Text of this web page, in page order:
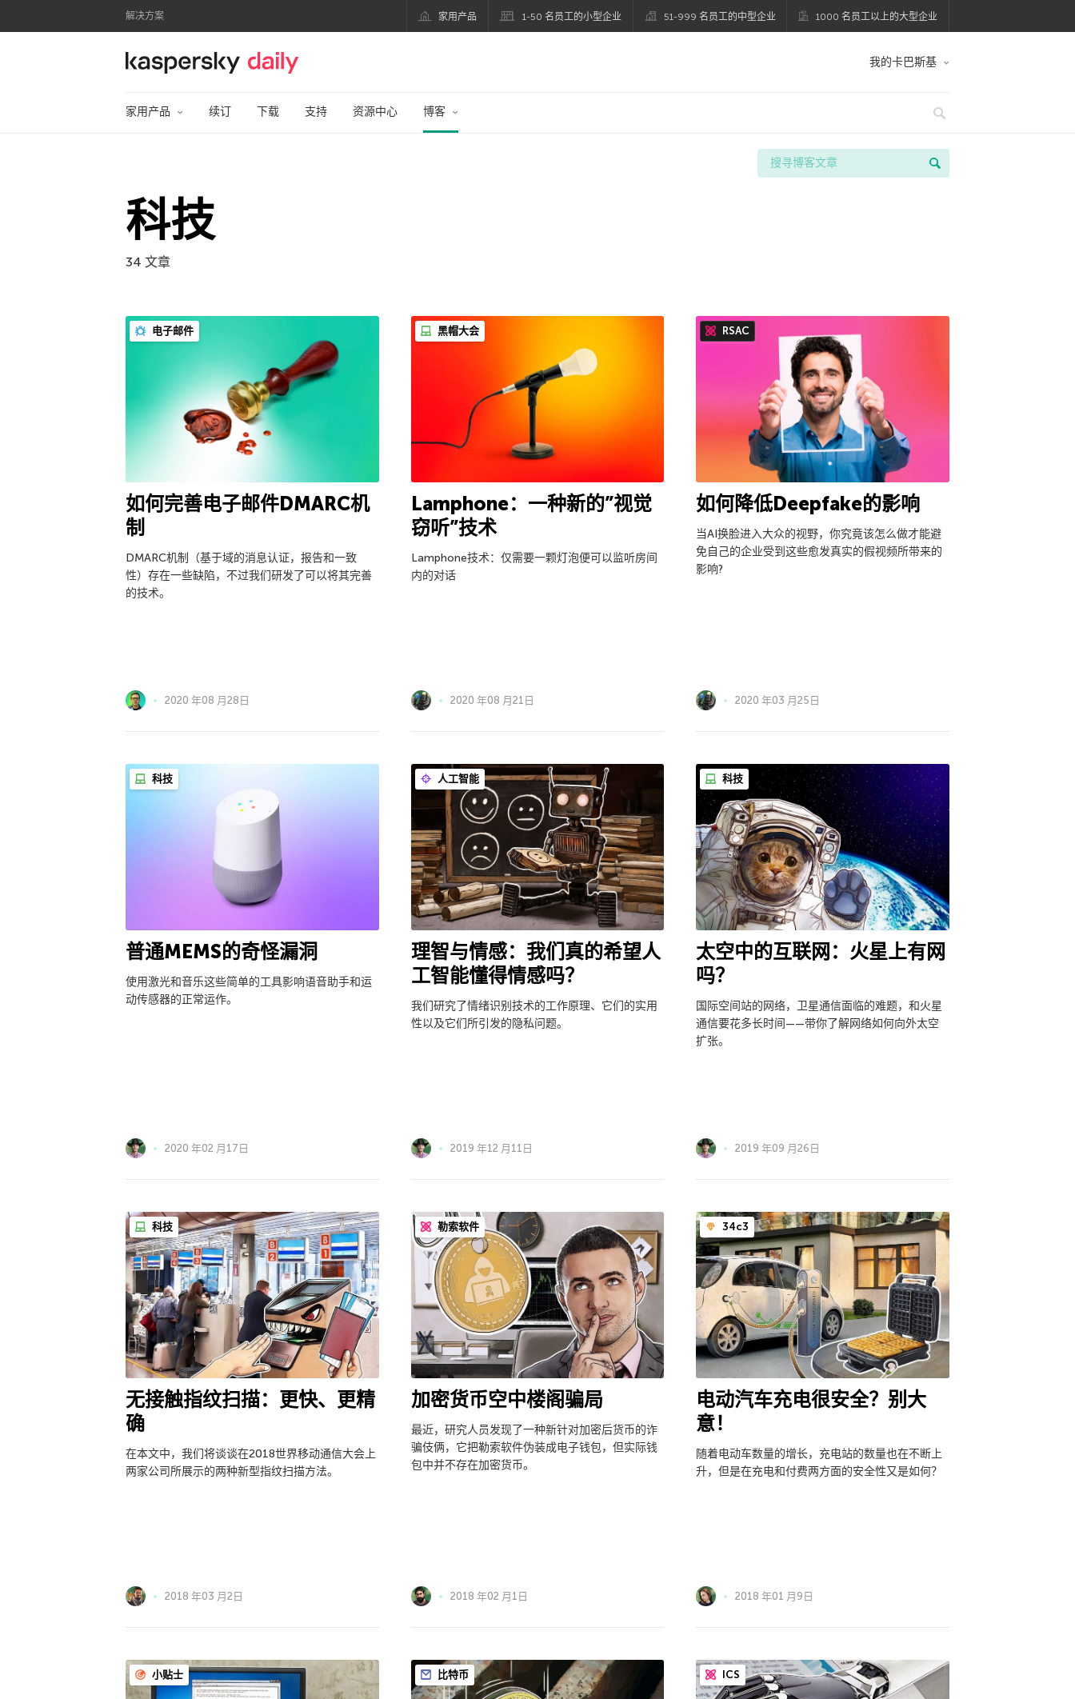
解决方案 家用产品 1-50 名员工的小型企业 51-999 名员工的中型企业 1000 名员工以上的大型企业
卡巴斯基官方博客 我的卡巴斯基
家用产品 续订 下载 支持 资源中心 博客
科技
34 文章
电子邮件
如何完善电子邮件DMARC机
制
DMARC机制（基于域的消息认证，报告和一致
性）存在一些缺陷，不过我们研发了可以将其完善
的技术。
2020 年08 月28日
黑帽大会
Lamphone：一种新的”视觉
窃听”技术
Lamphone技术：仅需要一颗灯泡便可以监听房间
内的对话
2020 年08 月21日
RSAC
如何降低Deepfake的影响
当AI换脸进入大众的视野，你究竟该怎么做才能避
免自己的企业受到这些愈发真实的假视频所带来的
影响?
2020 年03 月25日
科技
普通MEMS的奇怪漏洞
使用激光和音乐这些简单的工具影响语音助手和运
动传感器的正常运作。
2020 年02 月17日
人工智能
理智与情感：我们真的希望人
工智能懂得情感吗？
我们研究了情绪识别技术的工作原理、它们的实用
性以及它们所引发的隐私问题。
2019 年12 月11日
科技
太空中的互联网：火星上有网
吗？
国际空间站的网络，卫星通信面临的难题，和火星
通信要花多长时间——带你了解网络如何向外太空
扩张。
2019 年09 月26日
科技
无接触指纹扫描：更快、更精
确
在本文中，我们将谈谈在2018世界移动通信大会上
两家公司所展示的两种新型指纹扫描方法。
2018 年03 月2日
勒索软件
加密货币空中楼阁骗局
最近，研究人员发现了一种新针对加密后货币的诈
骗伎俩，它把勒索软件伪装成电子钱包，但实际钱
包中并不存在加密货币。
2018 年02 月1日
34c3
电动汽车充电很安全？别大
意！
随着电动车数量的增长，充电站的数量也在不断上
升，但是在充电和付费两方面的安全性又是如何？
2018 年01 月9日
小贴士 比特币 ICS